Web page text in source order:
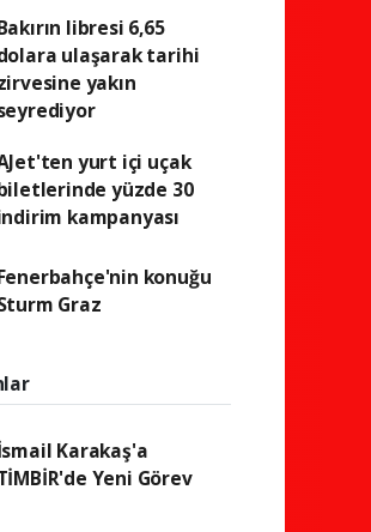
libresi 6,65
ulaşarak tarihi
yakın
yurt içi uçak
yüzde 30
kampanyası
konuğu
Graz
Karakaş'a
Yeni Görev